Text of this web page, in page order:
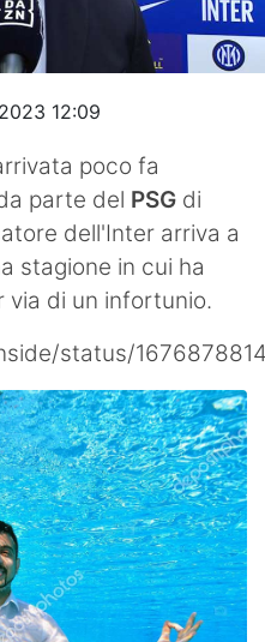
12:09
poco fa
parte del PSG di
dell'Inter arriva a
stagione in cui ha
via di un infortunio.
status/